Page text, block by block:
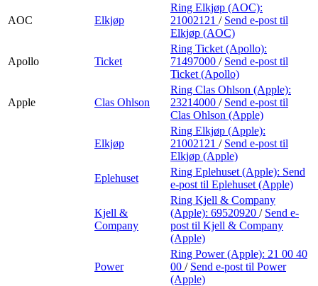
AOC Elkjøp
Ring Elkjøp (AOC):
21002121 / Send e-post til
Elkjøp (AOC)
Apollo Ticket
Ring Ticket (Apollo):
71497000 / Send e-post til
Ticket (Apollo)
Apple Clas Ohlson
Ring Clas Ohlson (Apple):
23214000 / Send e-post til
Clas Ohlson (Apple)
Elkjøp
Ring Elkjøp (Apple):
21002121 / Send e-post til
Elkjøp (Apple)
Eplehuset
Ring Eplehuset (Apple): Send
e-post til Eplehuset (Apple)
Kjell &
Company
Ring Kjell & Company
(Apple): 69520920 / Send e-
post til Kjell & Company
(Apple)
Power
Ring Power (Apple): 21 00 40
00 / Send e-post til Power
(Apple)